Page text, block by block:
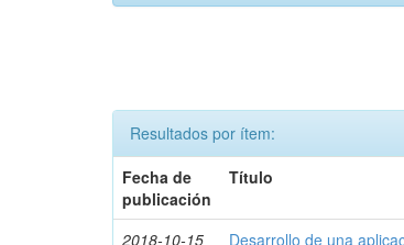
Resultados por ítem:
Fecha de
publicación
Título
2018-10-15 Desarrollo de una